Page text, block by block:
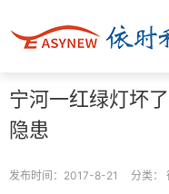
宁河一红绿灯坏
隐患
发布时间：2017-8-21 分类：